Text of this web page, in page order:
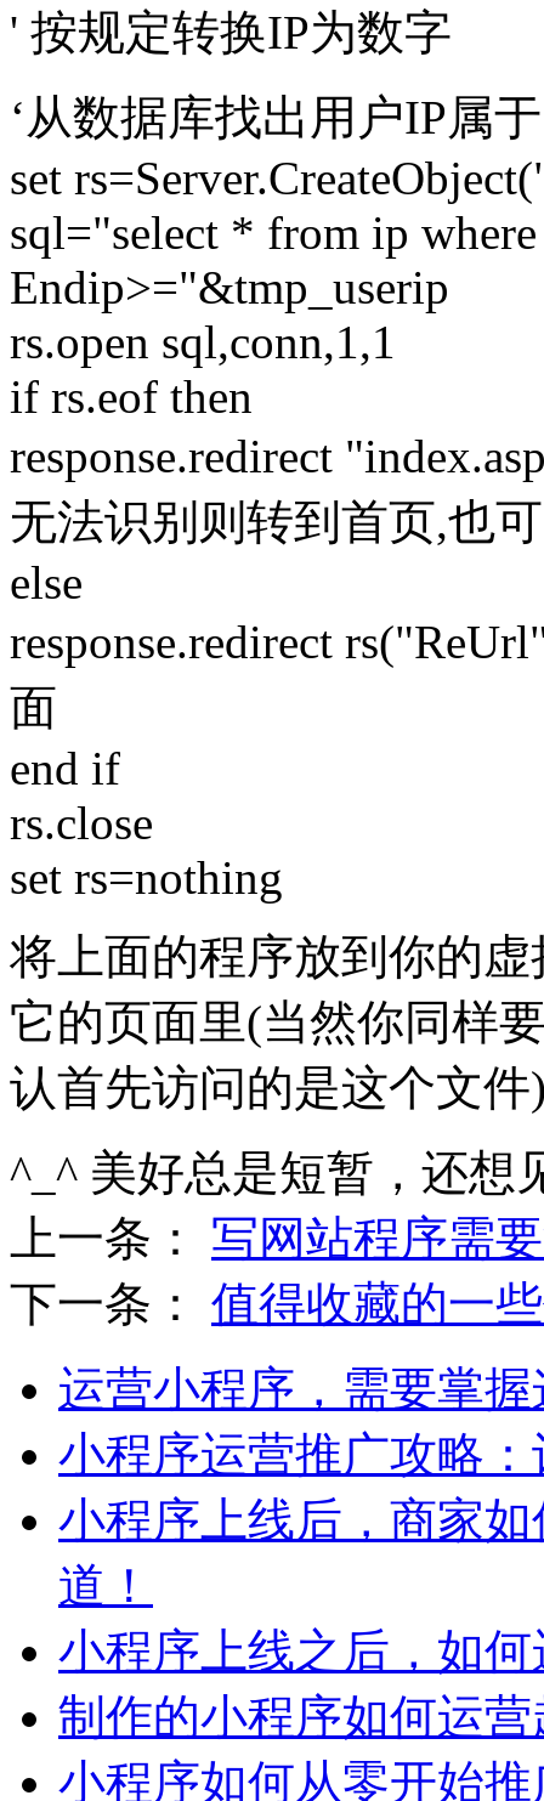
' 按规定转换IP为数字
‘从数据库找出用户IP属
set
sql="select * from ip
rs.open sql,conn,1,1
if rs.eof then
response.redirect
无法识别则转到首页,也
else
response.redirect
面
end if
rs.close
set rs=nothing
将上面的程序放到你的
它的页面里(当然你同样
认首先访问的是这个文件
^_^ 美好总是短暂，还想
上一条： 写网站程序需
下一条： 值得收藏的一
运营小程序，需要掌
小程序运营推广攻略
小程序上线后，商家
道！
小程序上线之后，如
制作的小程序如何运
小程序如何从零开始推